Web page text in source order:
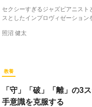
セクシーすぎるジャズピアニス
スとしたインプロヴィゼーショ
照沼 健太
教養
「守」「破」「離」の3
手意識を克服する